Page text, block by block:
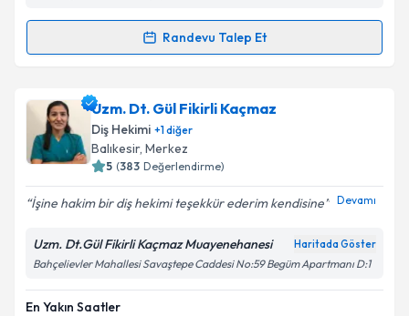
Kişisel verilerimin işlenmesine ilişkin
Metni'ni okudum ve kişisel verilerimin belirtilen
Takvim Talebini Gönder
Randevu Talep Et
Randevu Takvimi Talebi
Dt. Nesrin Emüriçin randevu takvimi talebi oluşturun.
Size bu uzmandan randevu almanız için bir takvim
hazırlandığında e-posta ile bilgilendireceğiz.
Kişisel verilerimin işlenmesine ilişkinAydınlatma
Metni'ni okudum ve kişisel verilerimin belirtilen
kapsamda işlenmesini kabul ediyorum.
Uzm. Dt. Gül Fikirli Kaçmaz
Diş Hekimi +1diğer
Balıkesir, Merkez
5 (383 Değerlendirme)
İşine hakim bir diş hekimi teşekkür ederim kendisine Devamı
Uzm. Dt.Gül Fikirli Kaçmaz Muayenehanesi Haritada Göster
Bahçelievler Mahallesi Savaştepe Caddesi No:59 Begüm Apartmanı D:1
En Yakın Saatler